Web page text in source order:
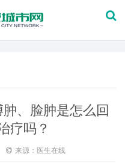
、脸肿是怎么回
疗吗？
来源：医生在线